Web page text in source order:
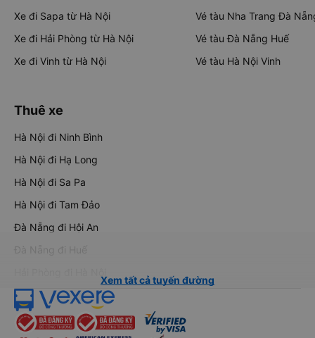
Xe đi Sapa từ Hà Nội
Xe đi Hải Phòng từ Hà Nội
Xe đi Vinh từ Hà Nội
Vé tàu Nha Trang Đà
Vé tàu Đà Nẵng Huế
Vé tàu Hà Nội Vinh
Thuê xe
Hà Nội đi Ninh Bình
Hà Nội đi Hạ Long
Hà Nội đi Sa Pa
Hà Nội đi Tam Đảo
Đà Nẵng đi Hội An
Đà Nẵng đi Huế
Xem tất cả tuyến đường